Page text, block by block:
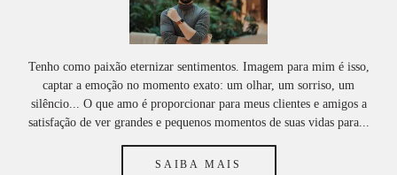
Tenho como paixão eternizar sentimentos. Imagem para mim é isso,
captar a emoção no momento exato: um olhar, um sorriso, um
silêncio... O que amo é proporcionar para meus clientes e amigos a
satisfação de ver grandes e pequenos momentos de suas vidas para...
SAIBA MAIS